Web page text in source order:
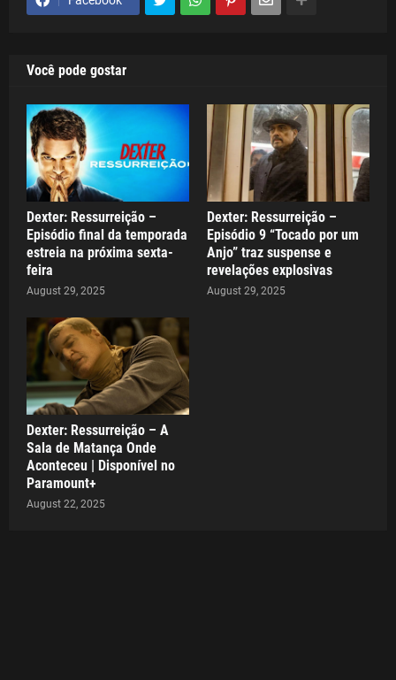
Você pode gostar
Dexter: Ressurreição –
Episódio final da temporada
estreia na próxima sexta-
feira
August 29, 2025
Dexter: Ressurreição –
Episódio 9 “Tocado por um
Anjo” traz suspense e
revelações explosivas
August 29, 2025
Dexter: Ressurreição – A
Sala de Matança Onde
Aconteceu | Disponível no
Paramount+
August 22, 2025